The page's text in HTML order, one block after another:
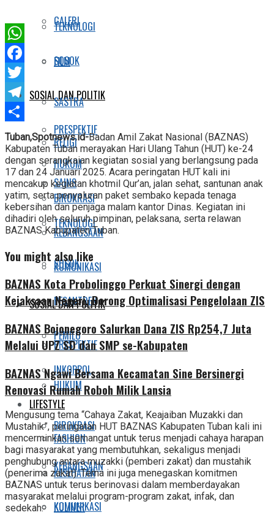
TEKNOLOGI
SOSOK
SOSIAL DAN POLITIK
PRESPEKTIF
HUKUM
BIROKRASI
KEBANGSAAN
KOMUNIKASI
PESANTREN
PEMILU
INKOPPOL
LIFESTYLE
FASHION
KESEHATAN
KULINER
GALERI
FILM
SASTRA
RELIGI
SAINS
TEKNOLOGI
SOSOK
SOSIAL DAN POLITIK
PRESPEKTIF
HUKUM
BIROKRASI
KEBANGSAAN
KOMUNIKASI
WhatsApp
Facebook
Twitter
Telegram
Share
Tuban,Spotnews.id-Badan Amil Zakat Nasional (BAZNAS)
Kabupaten Tuban merayakan Hari Ulang Tahun (HUT) ke-24
dengan serangkaian kegiatan sosial yang berlangsung pada
17 dan 24 Januari 2025. Acara peringatan HUT kali ini
mencakup kegiatan khotmil Qur’an, jalan sehat, santunan anak
yatim, serta penyaluran paket sembako kepada tenaga
kebersihan dan penjaga malam kantor Dinas. Kegiatan ini
dihadiri oleh seluruh pimpinan, pelaksana, serta relawan
BAZNAS Kabupaten Tuban.
You might also like
BAZNAS Kota Probolinggo Perkuat Sinergi dengan
Kejaksaan Negeri, Dorong Optimalisasi Pengelolaan ZIS
BAZNAS Bojonegoro Salurkan Dana ZIS Rp254,7 Juta
Melalui UPZ SD dan SMP se-Kabupaten
BAZNAS Ngawi Bersama Kecamatan Sine Bersinergi
Renovasi Rumah Roboh Milik Lansia
Mengusung tema “Cahaya Zakat, Keajaiban Muzakki dan
Mustahik”, peringatan HUT BAZNAS Kabupaten Tuban kali ini
mencerminkan semangat untuk terus menjadi cahaya harapan
bagi masyarakat yang membutuhkan, sekaligus menjadi
penghubung antara muzakki (pemberi zakat) dan mustahik
(penerima zakat). Tema ini juga menegaskan komitmen
BAZNAS untuk terus berinovasi dalam memberdayakan
masyarakat melalui program-program zakat, infak, dan
sedekah.